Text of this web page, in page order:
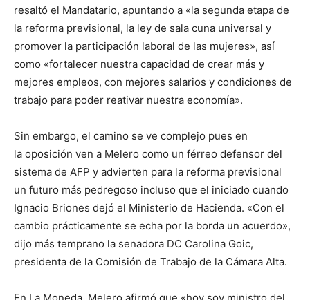
resaltó el Mandatario, apuntando a «la segunda etapa de
la reforma previsional, la ley de sala cuna universal y
promover la participación laboral de las mujeres», así
como «fortalecer nuestra capacidad de crear más y
mejores empleos, con mejores salarios y condiciones de
trabajo para poder reativar nuestra economía».
Sin embargo, el camino se ve complejo pues en
la oposición ven a Melero como un férreo defensor del
sistema de AFP y advierten para la reforma previsional
un futuro más pedregoso incluso que el iniciado cuando
Ignacio Briones dejó el Ministerio de Hacienda. «Con el
cambio prácticamente se echa por la borda un acuerdo»,
dijo más temprano la senadora DC Carolina Goic,
presidenta de la Comisión de Trabajo de la Cámara Alta.